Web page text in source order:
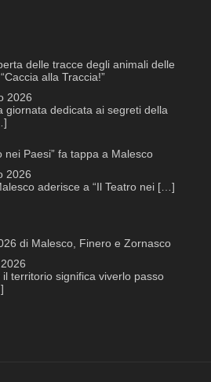
delle tracce degli animali delle
alla Traccia!”
2026
giornata dedicata ai segreti della
nei Paesi” fa tappa a Malesco
2026
aderisce a “Il Teatro nei […]
di Malesco, Finero e Zornasco
il territorio significa viverlo passo